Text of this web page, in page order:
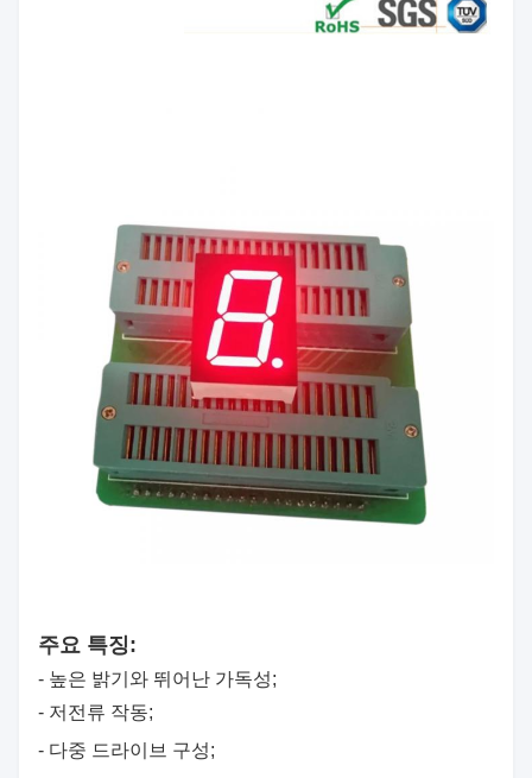
주요 특징:
- 높은 밝기와 뛰어난 가독성;
- 저전류 작동;
- 다중 드라이브 구성;